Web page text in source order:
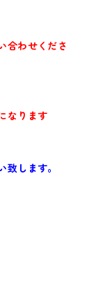
合わせくださ
なります
します。